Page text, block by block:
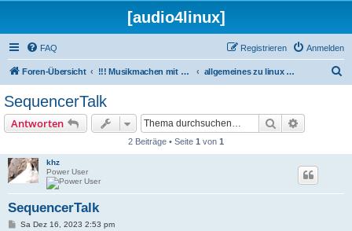
[audio4linux]
FAQ Anmelden
Registrieren
Foren-Übersicht !!! Musikmachen mit Linux !!! allgemeines zu linux und musikmachen
SequencerTalk
Antworten Suche
2 Beiträge • Seite 1 von 1
khz
Power User
SequencerTalk
BSa Dez 16, 2023 2:53 pm